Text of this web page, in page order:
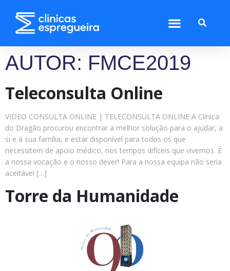
AUTOR: FMCE2019
Teleconsulta Online
VIDEO CONSULTA ONLINE | TELECONSULTA ONLINE A Clínica
do Dragão procurou encontrar a melhor solução para o ajudar, a
si e à sua família, e estar disponível para todos os que
necessitem de apoio médico, nos tempos difíceis que vivemos. É
a nossa vocação e o nosso dever! Para a nossa equipa não seria
aceitável […]
Torre da Humanidade